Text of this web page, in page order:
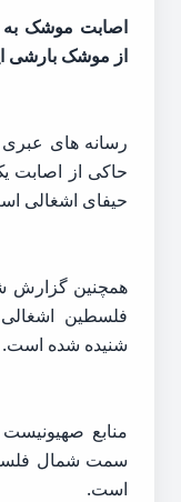
اصابت موشک به
از موشک بارشی
رسانه های عبری
حاکی از اصابت
حیفای اشغالی
همچنین گزارش
فلسطین
شنیده شده است.
منابع
سمت شمال
است.